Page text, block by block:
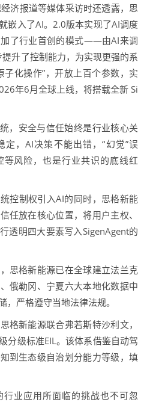
报道等媒体采访时还透露，思
嵌入了AI。2.0版本实现了AI调度
了行业首创的模式——由AI来调
升了控制能力，为实现更强的系
子化操作”，开放上百个参数，实
年6月全球上线，将搭载全新 Si
安全与信任始终是行业核心关
，AI决策不能出错，“幻觉”误
风险，也是行业共识的底线红
制权引入AI的同时，思格新能
任放在核心位置，将用户主权、
透明四大要素写入SigenAgent的
格新能源已在全球建立法兰克
俄勒冈、宁夏六大本地化数据中
，严格遵守当地法律法规。
新能源联合弗若斯特沙利文，
分级标准EIL。该体系借鉴自动驾
到生态级自治划分能力等级，填
业应用所面临的挑战也不可忽